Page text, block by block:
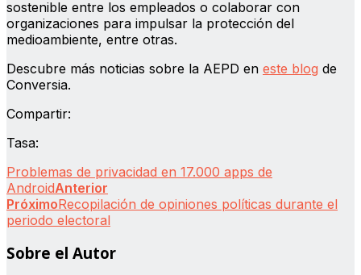
sostenible entre los empleados o colaborar con
organizaciones para impulsar la protección del
medioambiente, entre otras.
Descubre más noticias sobre la AEPD en este blog de
Conversia.
Compartir:
Tasa:
Problemas de privacidad en 17.000 apps de
AndroidAnterior
PróximoRecopilación de opiniones políticas durante el
periodo electoral
Sobre el Autor